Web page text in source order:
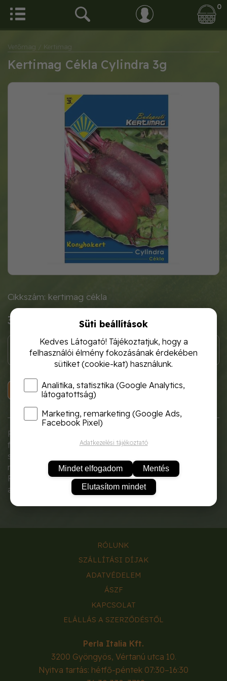
0
Vetőmag / Kertimag
Kertimag Cékla Cylindra 3g
Cikkszám: kertimag cékla
310 Ft
KOSÁRBA
Fő- és másodvetésre alkalmas
fajta. Gumója jól
szeletelhető, húsa sötétvörös,
nem fehérgyűrűs.
Friss fogyasztásra és tárolásra
ajánljuk.
RÓLUNK
SZÁLLÍTÁSI DÍJAK
ADATVÉDELEM
ÁSZF
KAPCSOLAT
ELÁLLÁS A SZERZŐDÉSTŐL
Perla Italia Kft.
3200 Gyöngyös, Vértanú utca 10.
Nyitva tartás: hétfő-péntek 07:30–16:30
Süti beállítások
Kedves Látogató! Tájékoztatjuk, hogy a
felhasználói élmény fokozásának érdekében
sütiket (cookie-kat) használunk.
Analitika, statisztika (Google Analytics,
látogatottság)
Marketing, remarketing (Google Ads,
Facebook Pixel)
Adatkezelési tájékoztató
Mindet elfogadom Mentés
Elutasítom mindet